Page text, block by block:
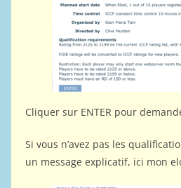
Cliquer sur ENTER pour
Si vous n’avez pas les
un message explicatif, ici mon